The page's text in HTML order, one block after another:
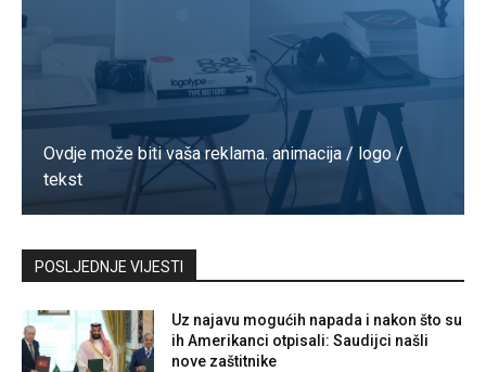
Ovdje može biti vaša reklama. animacija / logo /
tekst
Kontaktirajte nas
POSLJEDNJE VIJESTI
Uz najavu mogućih napada i nakon što su
ih Amerikanci otpisali: Saudijci našli
nove zaštitnike